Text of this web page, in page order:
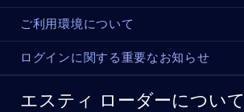
ご利用環境について
ログインに関する重要なお知らせ
エスティ ローダーについて